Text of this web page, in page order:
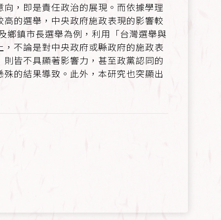
，即是責任政治的展現。而依據學理
的選舉，中央政府施政表現的影響較
鄉鎮市長選舉為例，利用「台灣選舉與
不論是對中央政府或縣政府的施政表
皆不具顯著影響力，甚至政黨認同的
的結果導致。此外，本研究也突顯出